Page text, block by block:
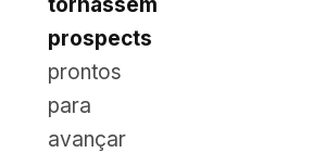
prospects
prontos
para
avançar